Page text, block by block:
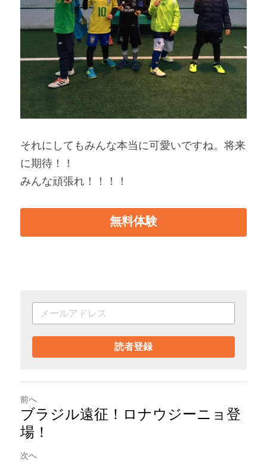
それにしてもみんな本当に可愛いですね。将来
に期待！！
みんな頑張れ！！！！
無料体験
読者登録
前へ
ブラジル遠征！ロナウジーニョ登
場！
次へ